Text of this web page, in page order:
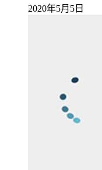
2020年5月5日